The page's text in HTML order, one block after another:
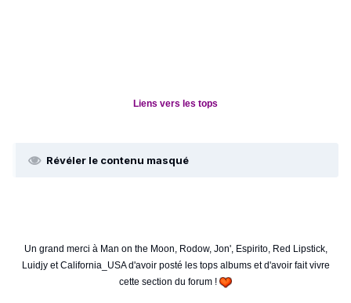
Liens vers les tops
Révéler le contenu masqué
Un grand merci à Man on the Moon, Rodow, Jon', Espirito, Red Lipstick,
Luidjy et California_USA d'avoir posté les tops albums et d'avoir fait vivre
cette section du forum !